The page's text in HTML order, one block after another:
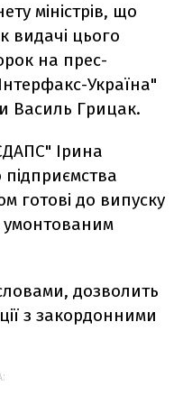
міністрів, що
видачі цього
на прес-
Україна"
Василь Грицак.
Ірина
готові до випуску
умонтованим
дозволить
з закордонними